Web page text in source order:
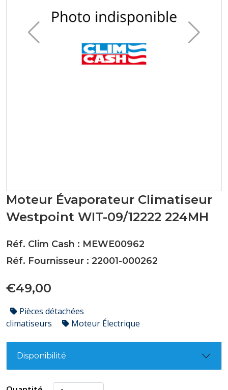
Moteur Évaporateur Climatiseur
Westpoint WIT-09/12222 224MH
Réf. Clim Cash : MEWE00962
Réf. Fournisseur : 22001-000262
€49,00
Pièces détachées
climatiseurs
Moteur Électrique
Disponibilité